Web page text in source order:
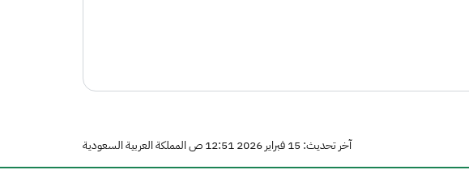
آخر تحديث: 15 فبراير 2026 12:51 ص المملكة العربية السعودية